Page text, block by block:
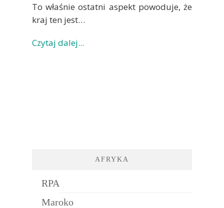
To właśnie ostatni aspekt powoduje, że
kraj ten jest…
Czytaj dalej...
AFRYKA
RPA
Maroko